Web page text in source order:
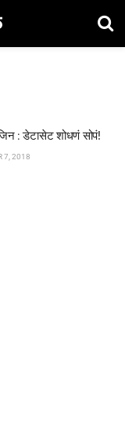
: डेटासेट शोधणं सोपं!
7, 2018